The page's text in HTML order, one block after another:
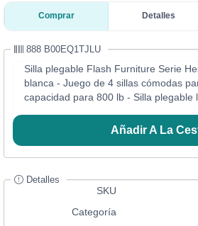
Comprar Detalles
888 B00EQ1TJLU
Silla plegable Flash Furniture Serie
blanca - Juego de 4 sillas cómodas
capacidad para 800 lb - Silla plegable
Añadir A La
Detalles
SKU
Categoría